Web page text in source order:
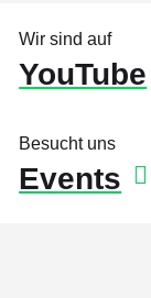
Wir sind auf
YouTube
Besucht uns
Events